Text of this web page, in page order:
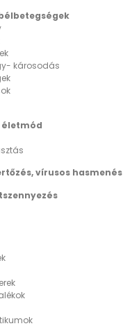
károsodás
életmód
vírusos hasmenés